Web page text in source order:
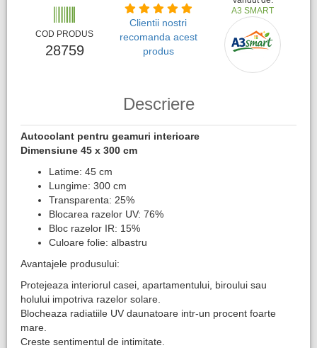
COD PRODUS
28759
Clientii nostri
recomanda acest
produs
A3 SMART
Descriere
Autocolant pentru geamuri interioare
Dimensiune 45 x 300 cm
Latime: 45 cm
Lungime: 300 cm
Transparenta: 25%
Blocarea razelor UV: 76%
Bloc razelor IR: 15%
Culoare folie: albastru
Avantajele produsului:
Protejeaza interiorul casei, apartamentului, biroului sau
holului impotriva razelor solare.
Blocheaza radiatiile UV daunatoare intr-un procent foarte
mare.
Creste sentimentul de intimitate.